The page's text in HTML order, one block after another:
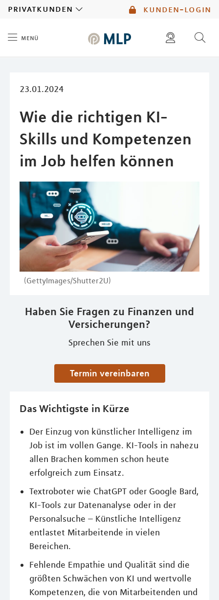
kunden-login
privatkunden
menü
23.01.2024
Wie die richtigen KI-
Skills und Kompetenzen
im Job helfen können
(GettyImages/Shutter2U)
Haben Sie Fragen zu Finanzen und
Versicherungen?
Sprechen Sie mit uns
Termin vereinbaren
Das Wichtigste in Kürze
Der Einzug von künstlicher Intelligenz im
Job ist im vollen Gange. KI-Tools in nahezu
allen Brachen kommen schon heute
erfolgreich zum Einsatz.
Textroboter wie ChatGPT oder Google Bard,
KI-Tools zur Datenanalyse oder in der
Personalsuche – Künstliche Intelligenz
entlastet Mitarbeitende in vielen
Bereichen.
Fehlende Empathie und Qualität sind die
größten Schwächen von KI und wertvolle
Kompetenzen, die von Mitarbeitenden und